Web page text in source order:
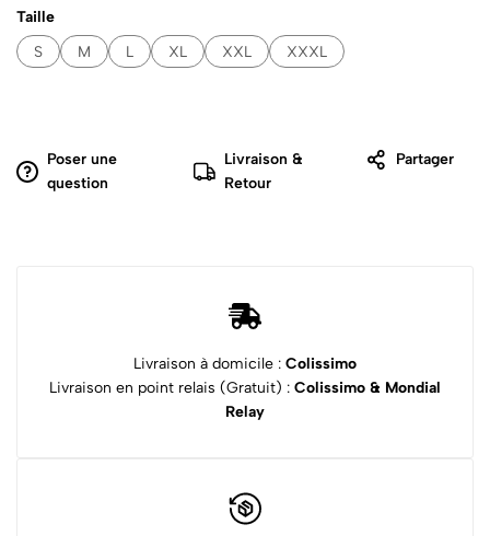
Taille
S
M L XL XXL XXXL
Poser une
question
Livraison &
Retour
Partager
Livraison à domicile : Colissimo
Livraison en point relais (Gratuit) : Colissimo & Mondial
Relay